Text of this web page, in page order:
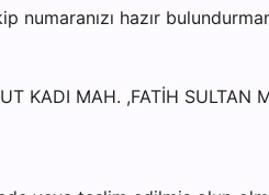
hazır
KADI MAH. ,FATİH SULTAN